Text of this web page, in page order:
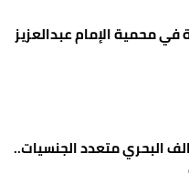
في محمية الإمام عبدالعزيز
البحري متعدد الجنسيات..